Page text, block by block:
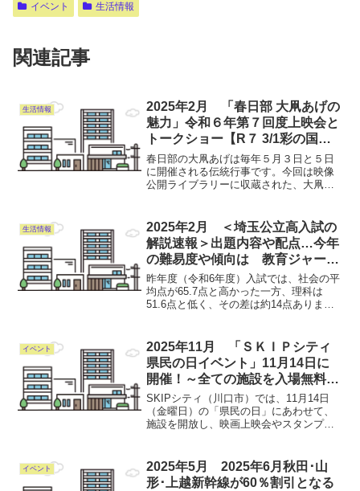
イベント 生活情報
関連記事
生活情報
2025年2月 「春日部 大凧あげの
魅力」令和６年第７回度上映会と
トークショー【R７ 3/1彩の国ビ
ジュアルプラザ４階 事前申込制
入場無料】
春日部の大凧あげは毎年５月３日と５日
に開催される伝統行事です。今回は映像
公開ライブラリーに収蔵された、大凧あ
氏、春日部市郷土資料館 学芸員 榎本博氏
による経験と知識に...
生活情報
2025年2月 ＜埼玉公立高入試の
解説速報＞出題内容や配点…今年
の難易度や傾向は 教育ジャーナ
リストが詳しく解説
昨年度（令和6年度）入試では、社会の平
均点が65.7点と高かった一方、理科は
51.6点と低く、その差は約14点ありまし
（埼玉新聞）
イベント
2025年11月 「ＳＫＩＰシティ
県民の日イベント」11月14日に
開催！～全ての施設を入場無料で
楽しめます！～
SKIPシティ（川口市）では、11月14日
（金曜日）の「県民の日」にあわせて、
施設を開放し、映画上映会やスタンプラ
ひ、お越しください。詳しくはコチラ
イベント
2025年5月 2025年6月秋田･山
形･上越新幹線が60％割引となる